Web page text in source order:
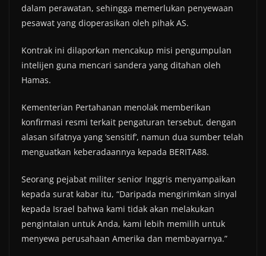
dalam perawatan, sehingga memerlukan penyewaan
pesawat yang dioperasikan oleh pihak AS.
Kontrak ini dilaporkan mencakup misi pengumpulan
intelijen guna mencari sandera yang ditahan oleh
Hamas.
Kementerian Pertahanan menolak memberikan
konfirmasi resmi terkait pengaturan tersebut, dengan
alasan sifatnya yang ‘sensitif’, namun dua sumber telah
menguatkan keberadaannya kepada BERITA88.
Seorang pejabat militer senior Inggris menyampaikan
kepada surat kabar itu, “Daripada mengirimkan sinyal
kepada Israel bahwa kami tidak akan melakukan
pengintaian untuk Anda, kami lebih memilih untuk
menyewa perusahaan Amerika dan membayarnya.”